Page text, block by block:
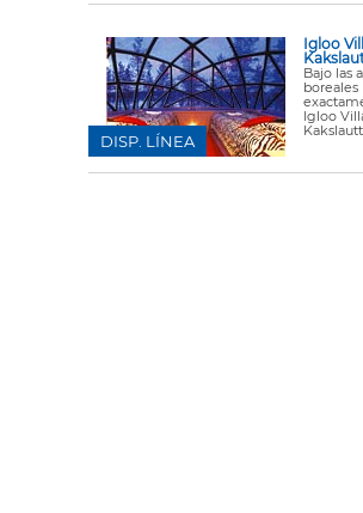
Igloo
Bajo las
boreales
Igloo
DISP. LÍNEA